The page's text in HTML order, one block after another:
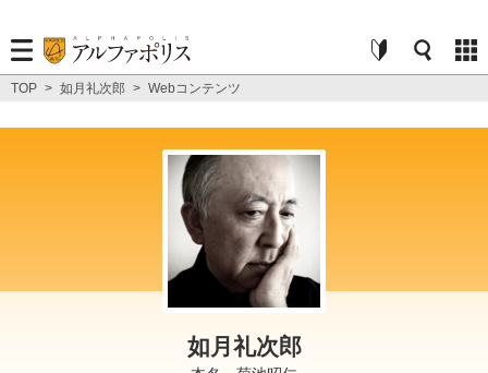
TOP > 如月礼次郎 > Webコンテンツ
如月礼次郎